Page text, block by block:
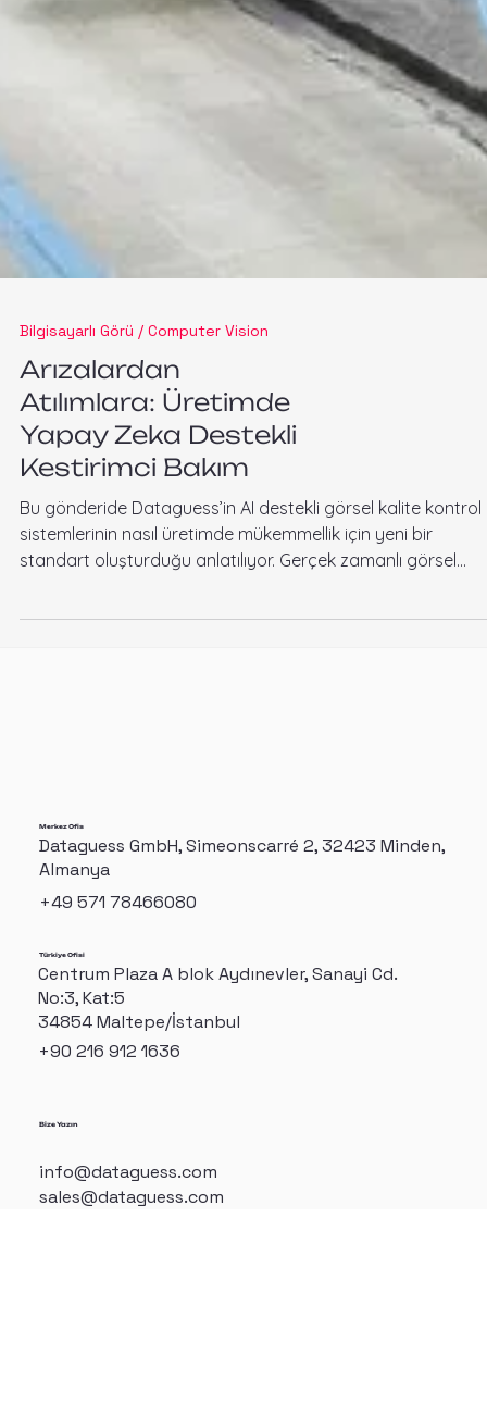
Bilgisayarlı Görü / Computer Vision
Arızalardan
Atılımlara: Üretimde
Yapay Zeka Destekli
Kestirimci Bakım
Bu gönderide Dataguess’in AI destekli görsel kalite kontrol
sistemlerinin nasıl üretimde mükemmellik için yeni bir
denetim ve hata algılama sayesinde doğruluk artar, fire
Dataguess GmbH, Simeonscarré 2, 32423 Minden,
Almanya
Centrum Plaza A blok Aydınevler, Sanayi Cd.
No:3, Kat:5
34854 Maltepe/İstanbul
info@dataguess.com